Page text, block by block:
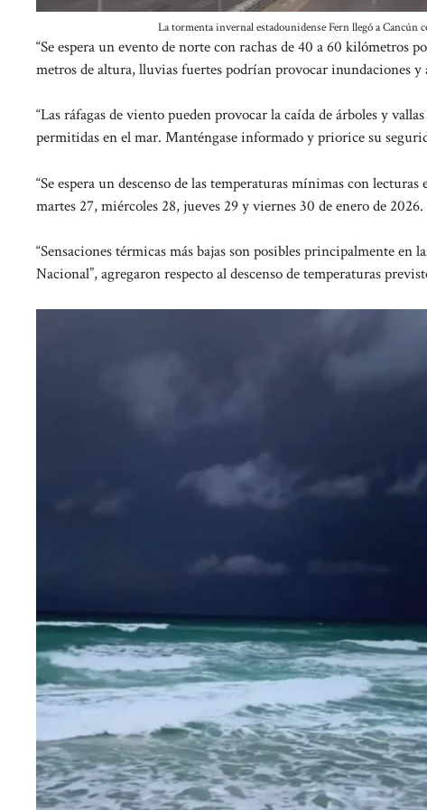
La tormenta invernal estadounidense Fern llegó a Cancún
“Se espera un evento de norte con rachas de 40 a 60 kilómetros
metros de altura, lluvias fuertes podrían provocar inundaciones y
“Las ráfagas de viento pueden provocar la caída de árboles y
permitidas en el mar. Manténgase informado y priorice su
“Se espera un descenso de las temperaturas mínimas con
martes 27, miércoles 28, jueves 29 y viernes 30 de enero de 2026.
“Sensaciones térmicas más bajas son posibles principalmente
Nacional”, agregaron respecto al descenso de temperaturas